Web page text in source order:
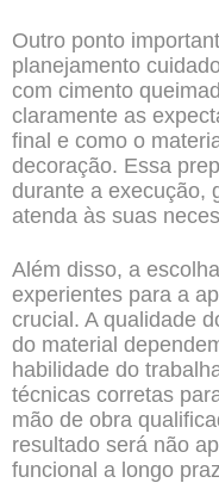
Outro ponto
planejamento
com cimento
claramente as
final e como o
decoração. Essa
durante a execução,
atenda às suas
Além disso, a
experientes para a
crucial. A qualidade
do material
habilidade do
técnicas corretas
mão de obra
resultado será não
funcional a longo